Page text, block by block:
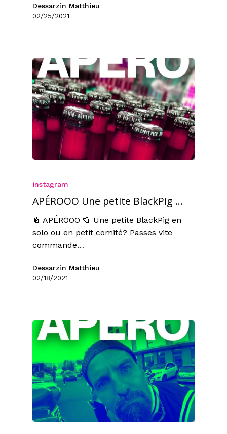
Dessarzin Matthieu
02/25/2021
instagram
APÉROOO Une petite BlackPig …
🍻 APÉROOO 🍻 Une petite BlackPig en
solo ou en petit comité? Passes vite
commande…
Dessarzin Matthieu
02/18/2021